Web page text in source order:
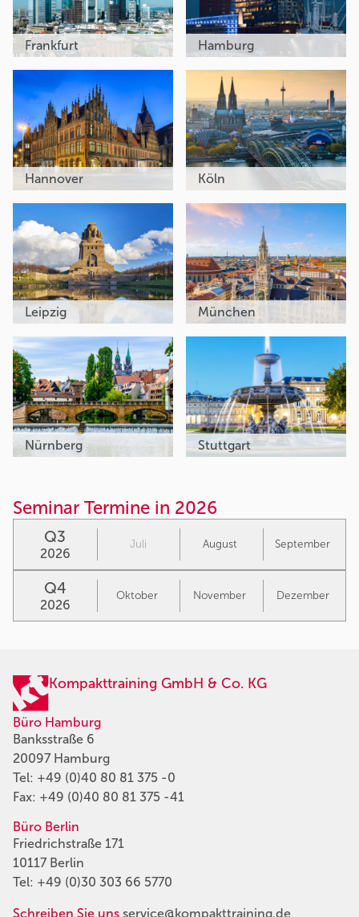
Frankfurt Hamburg
Hannover Köln
Leipzig München
Nürnberg Stuttgart
Seminar Termine in 2026
Q3
2026
Juli August September
Q4
2026
Oktober November Dezember
Kompakttraining GmbH & Co. KG
Büro Hamburg
Banksstraße 6
20097 Hamburg
Tel: +49 (0)40 80 81 375 -0
Fax: +49 (0)40 80 81 375 -41
Büro Berlin
Friedrichstraße 171
10117 Berlin
Tel: +49 (0)30 303 66 5770
Schreiben Sie uns service@kompakttraining.de